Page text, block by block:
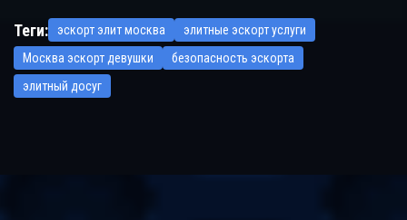
Теги: эскорт элит москва
элитные эскорт услуги
Москва эскорт девушки
безопасность эскорта
элитный досуг